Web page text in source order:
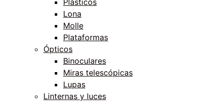
Plásticos
Lona
Molle
Plataformas
Ópticos
Binoculares
Miras telescópicas
Lupas
Linternas y luces